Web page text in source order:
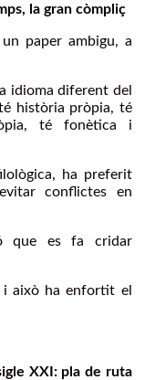
la gran còmpliç
paper ambigu, a
idioma diferent del
història pròpia, té
té fonètica i
ha preferit
conflictes en
que es fa cridar
i això ha enfortit el
XXI: pla de ruta